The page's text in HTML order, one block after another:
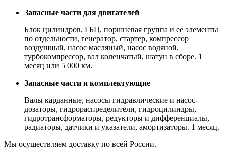
Запасные части для двигателей
Блок цилиндров, ГБЦ, поршневая группа и ее элементы
по отдельности, генератор, стартер, компрессор
воздушный, насос масляный, насос водяной,
турбокомпрессор, вал коленчатый, шатун в сборе. 1
месяц или 5 000 км.
Запасные части и комплектующие
Валы карданные, насосы гидравлические и насос-
дозаторы, гидрораспределители, гидроцилиндры,
гидротрансформаторы, редукторы и дифференциалы,
радиаторы, датчики и указатели, амортизаторы. 1 месяц.
Мы осуществляем доставку по всей России.